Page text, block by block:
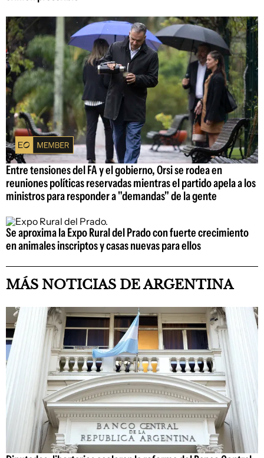
Entre tensiones del FA y el gobierno, Orsi se rodea en
reuniones políticas reservadas mientras el partido apela a los
ministros para responder a "demandas" de la gente
Se aproxima la Expo Rural del Prado con fuerte crecimiento
en animales inscriptos y casas nuevas para ellos
MÁS NOTICIAS DE ARGENTINA